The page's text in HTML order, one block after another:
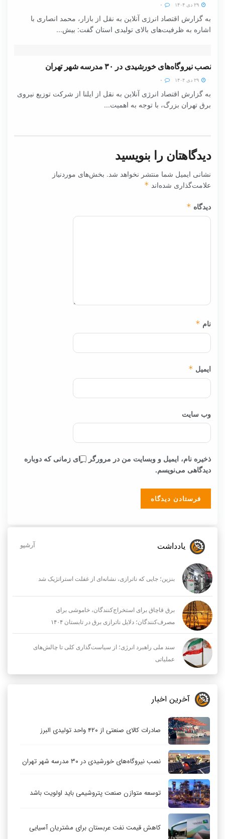
به گزارش اقتصاد انرژی آنلاین به نقل از بازار، محمد انصاری با
اشاره به ظرفیت‌های بالای تولیدی استان گفت: بیش...
نصب نیروگاه‌های خورشیدی در ۳۰ مدرسه شهر تهران
به گزارش اقتصاد انرژی آنلاین به نقل از ایلنا از شرکت توزیع نیروی
برق تهران بزرگ، با توجه به اهمیت...
دیدگاه*
نام*
ایمیل*
دیدگاهی می‌نویسم.
یادداشت
مصرف‌کنندگان؛ دلایل ناترازی برق در تابستان ۱۴۰۴
سند ملی راهبرد انرژی؛ از سیاست‌گذاری کلی تا چالش‌های
عملیاتی
آخرین اخبار
صادرات کالای صنعتی از ۴۲۰ واحد تولیدی البرز